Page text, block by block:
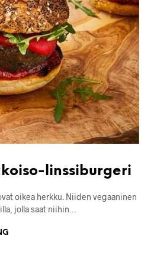
linssiburgeri
oikea herkku. Niiden vegaaninen
jolla saat niihin…